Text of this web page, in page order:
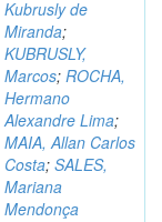
Kubrusly de
Miranda;
KUBRUSLY,
Marcos; ROCHA,
Hermano
Alexandre Lima;
MAIA, Allan Carlos
Costa; SALES,
Mariana
Mendonça